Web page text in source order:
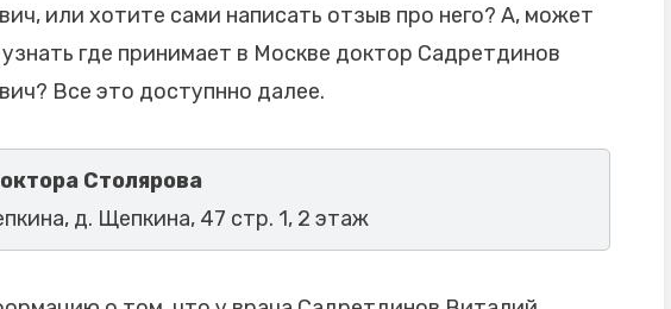
или хотите сами написать отзыв про него? А, может
где принимает в Москве доктор Садретдинов
Все это доступнно далее.
Столярова
д. Щепкина, 47 стр. 1, 2 этаж